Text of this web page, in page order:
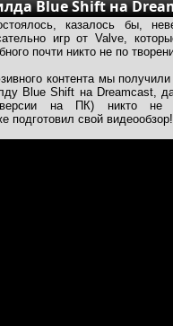
Blue Shift на
казалось бы,
игр от Valve,
почти никто не по
контента мы
Blue Shift на Dreamcast,
на ПК) никто не
подготовил свой видеообзор!